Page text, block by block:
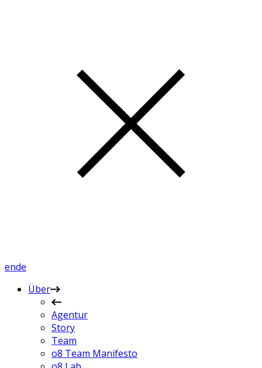
ende
Über
Agentur
Story
Team
o8 Team Manifesto